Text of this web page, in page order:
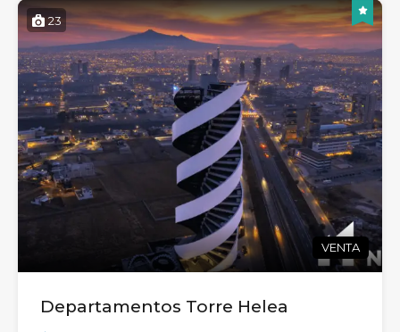
23
VENTA
Departamentos Torre Helea